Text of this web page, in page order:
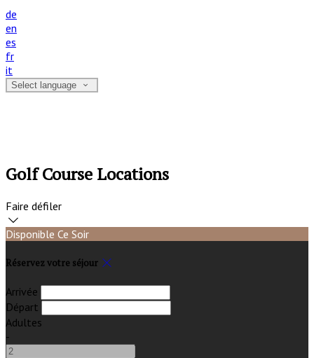
de
en
es
fr
it
Select language
Golf Course Locations
Faire défiler
Disponible Ce Soir
Réservez votre séjour
Arrivée
Départ
Adultes
-